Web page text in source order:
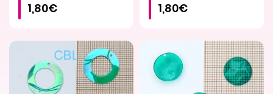
1,80€ 1,80€